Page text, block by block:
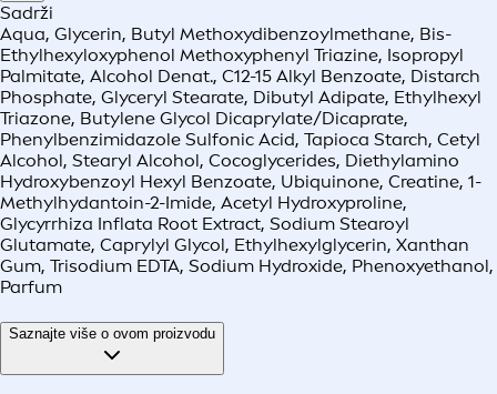
Sadrži
Aqua, Glycerin, Butyl Methoxydibenzoylmethane, Bis-
Ethylhexyloxyphenol Methoxyphenyl Triazine, Isopropyl
Palmitate, Alcohol Denat., C12-15 Alkyl Benzoate, Distarch
Phosphate, Glyceryl Stearate, Dibutyl Adipate, Ethylhexyl
Triazone, Butylene Glycol Dicaprylate/Dicaprate,
Phenylbenzimidazole Sulfonic Acid, Tapioca Starch, Cetyl
Alcohol, Stearyl Alcohol, Cocoglycerides, Diethylamino
Hydroxybenzoyl Hexyl Benzoate, Ubiquinone, Creatine, 1-
Methylhydantoin-2-Imide, Acetyl Hydroxyproline,
Glycyrrhiza Inflata Root Extract, Sodium Stearoyl
Glutamate, Caprylyl Glycol, Ethylhexylglycerin, Xanthan
Gum, Trisodium EDTA, Sodium Hydroxide, Phenoxyethanol,
Parfum
Saznajte više o ovom proizvodu